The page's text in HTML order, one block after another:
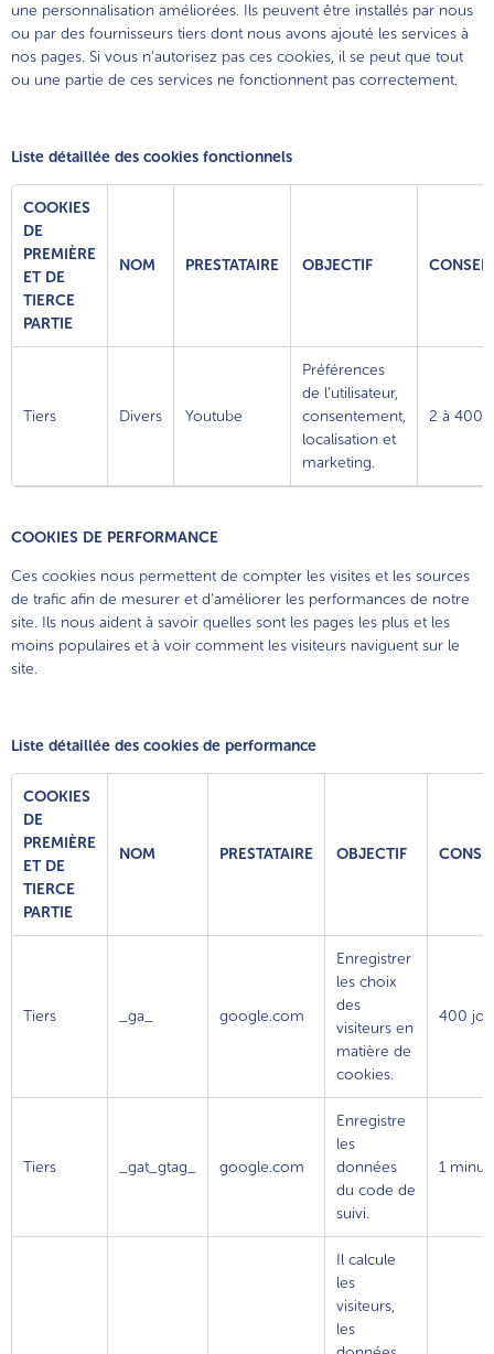
une personnalisation améliorées. Ils peuvent être installés par nous
ou par des fournisseurs tiers dont nous avons ajouté les services à
nos pages. Si vous n’autorisez pas ces cookies, il se peut que tout
ou une partie de ces services ne fonctionnent pas correctement.
Liste détaillée des cookies fonctionnels
COOKIES
DE
PREMIÈRE
ET DE
TIERCE
PARTIE
NOM PRESTATAIRE OBJECTIF
Tiers Divers Youtube
Préférences
de l’utilisateur,
consentement,
localisation et
marketing.
2 à 400
COOKIES DE PERFORMANCE
Ces cookies nous permettent de compter les visites et les sources
de trafic afin de mesurer et d’améliorer les performances de notre
site. Ils nous aident à savoir quelles sont les pages les plus et les
moins populaires et à voir comment les visiteurs naviguent sur le
site.
Liste détaillée des cookies de performance
COOKIES
DE
PREMIÈRE
ET DE
TIERCE
PARTIE
NOM PRESTATAIRE OBJECTIF
Tiers _ga_ google.com
Enregistrer
les choix
des
visiteurs en
matière de
cookies.
400
Tiers _gat_gtag_ google.com
Enregistre
les
données
du code de
suivi.
1
Il calcule
les
visiteurs,
les